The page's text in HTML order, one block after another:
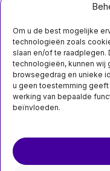
Om u de best mogelijke
technologieën zoals
slaan en/of te
technologieën, kunnen wij
browsegedrag en unieke
u geen toestemming
werking van bepaalde
beïnvloeden.
juli 28 12:50
ING Research:
huizenprijzen in
nieuwsimpuls.onlineLSI
gaat